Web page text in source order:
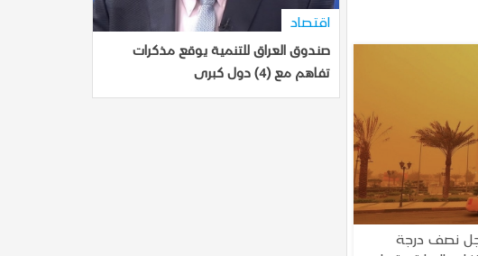
نصف درجة
اقتصاد
صندوق العراق للتنمية يوقع مذكرات
تفاهم مع (4) دول كبرى